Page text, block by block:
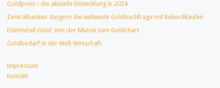
Goldpreis – die aktuelle Entwicklung in 2024
Zentralbanken steigern die weltweite Goldnachfrage mit Rekordkäufen
Edelmetall Gold: Von der Münze zum Goldchart
Goldbedarf in der Welt-Wirtschaft
Impressum
Kontakt